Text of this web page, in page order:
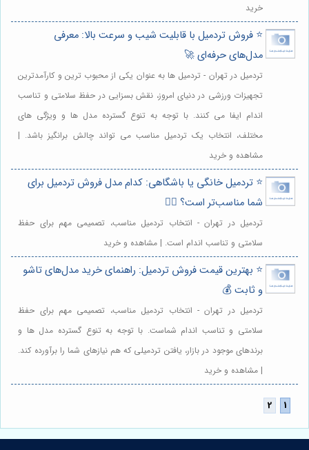
خرید
⭐️ فروش تردمیل با قابلیت شیب و سرعت بالا: معرفی
مدل‌های حرفه‌ای 🚀
تردمیل در تهران - تردمیل ها به عنوان یکی از محبوب ترین و کارآمدترین
تجهیزات ورزشی در دنیای امروز، نقش بسزایی در حفظ سلامتی و تناسب
اندام ایفا می کنند. با توجه به تنوع گسترده مدل ها و ویژگی های
مختلف، انتخاب یک تردمیل مناسب می تواند چالش برانگیز باشد. |
مشاهده و خرید
⭐️ تردمیل خانگی یا باشگاهی: کدام مدل فروش تردمیل برای
شما مناسب‌تر است؟ 🏃‍♀️
تردمیل در تهران - انتخاب تردمیل مناسب، تصمیمی مهم برای حفظ
سلامتی و تناسب اندام است. | مشاهده و خرید
⭐️ بهترین قیمت فروش تردمیل: راهنمای خرید مدل‌های تاشو
و ثابت 💰
تردمیل در تهران - انتخاب تردمیل مناسب، تصمیمی مهم برای حفظ
سلامتی و تناسب اندام شماست. با توجه به تنوع گسترده مدل ها و
برندهای موجود در بازار، یافتن تردمیلی که هم نیازهای شما را برآورده کند.
| مشاهده و خرید